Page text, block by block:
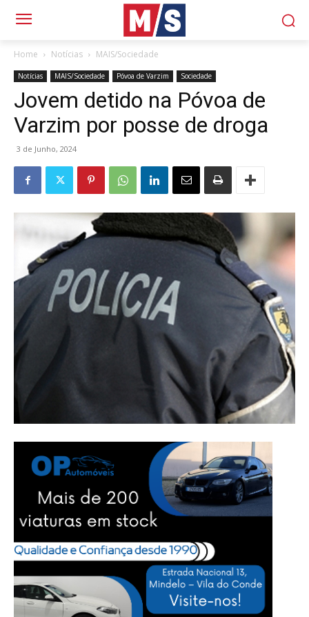
Home Notícias MAIS/Sociedade
Notícias MAIS/Sociedade Póvoa de Varzim Sociedade
Jovem detido na Póvoa de
Varzim por posse de droga
3 de Junho, 2024